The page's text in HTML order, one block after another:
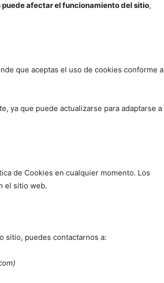
afectar el funcionamiento del sitio,
que aceptas el uso de cookies conforme a
ya que puede actualizarse para adaptarse a
de Cookies en cualquier momento. Los
el sitio web.
sitio, puedes contactarnos a: